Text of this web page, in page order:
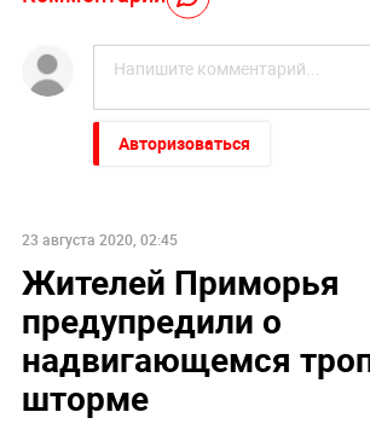
Авторизоваться
23 августа 2020, 02:45
Жителей Приморья
предупредили о
надвигающемся
шторме